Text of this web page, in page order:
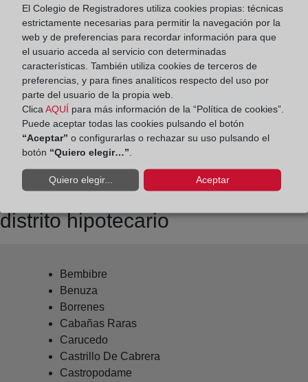
Datos de contacto:
(987) 41 55 50
ponferrada2@registrodelapropiedad.org
Datos del Registrador:
Cristina Villaverde Guldris
Delegado de Protección de Datos:
dpo@corpme.es
Otros municipios incluidos en el
distrito hipotecario
Bembibre
Benuza
Borrenes
Cabañas Raras
Carucedo
Castrillo De Cabrera
Castropodame
El Colegio de Registradores utiliza cookies propias: técnicas
estrictamente necesarias para permitir la navegación por la
web y de preferencias para recordar información para que
el usuario acceda al servicio con determinadas
características. También utiliza cookies de terceros de
preferencias, y para fines analíticos respecto del uso por
parte del usuario de la propia web.
Clica AQUÍ para más información de la “Política de cookies”.
Puede aceptar todas las cookies pulsando el botón
“Aceptar” o configurarlas o rechazar su uso pulsando el
botón “Quiero elegir…”
Quiero elegir... Aceptar